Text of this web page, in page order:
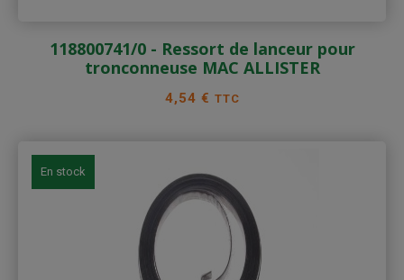
118800741/0 - Ressort de lanceur pour
tronconneuse MAC ALLISTER
Prix
4,54 € TTC
En stock